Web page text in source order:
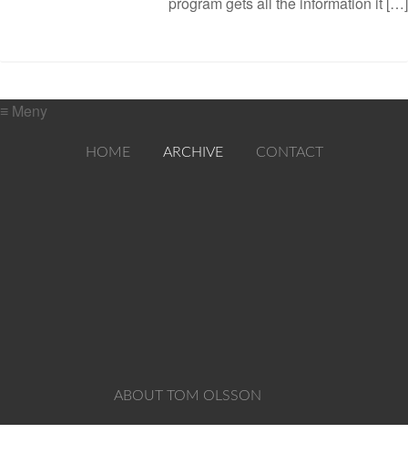
≡ Meny
HOME ARCHIVE CONTACT
ABOUT TOM OLSSON